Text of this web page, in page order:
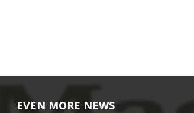
EVEN MORE NEWS